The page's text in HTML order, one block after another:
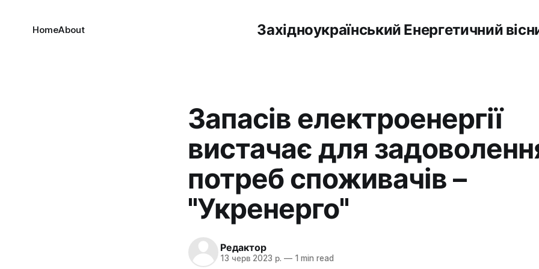
Західноукраїнський Енергетичний
HomeAbout
Запасів електроенергії
вистачає для
потреб споживачів –
"Укренерго"
Редактор
13 черв 2023 р. —1 min read